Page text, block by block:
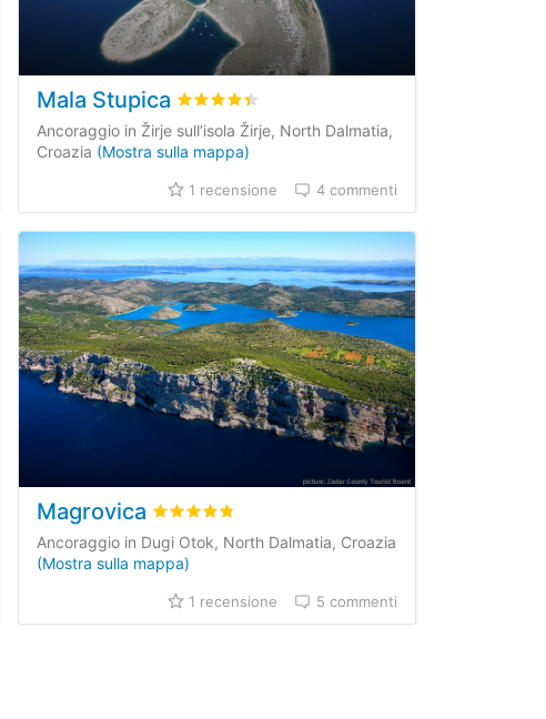
clienti
Mala Stupica Valutato4.4
Ancoraggio in Žirje sull’isola Žirje, North Dalmatia,
Croazia (Mostra sulla mappa)
1 recensione 4 commenti
dei clienti
Magrovica Valutato4.8
Ancoraggio in Dugi Otok, North Dalmatia, Croazia
(Mostra sulla mappa)
1 recensione 5 commenti